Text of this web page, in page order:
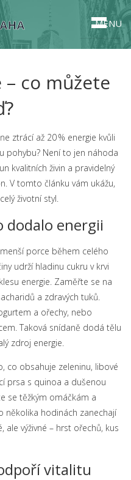
MENU
co můžete
ztrácí až 20 % energie kvůli
pohybu? Není to jen náhoda
kvalitních živin a pravidelný
V tomto článku vám ukážu,
životní styl.
dodalo energii
porce během celého
udrží hladinu cukru v krvi
energie. Zaměřte se na
a zdravých tuků.
a ořechy, nebo
Taková snídaně dodá tělu
zdroj energie.
co obsahuje zeleninu, libové
prsa s quinoa a dušenou
se těžkým omáčkám a
několika hodinách zanechají
ale výživné – hrst ořechů, kus
vitalitu